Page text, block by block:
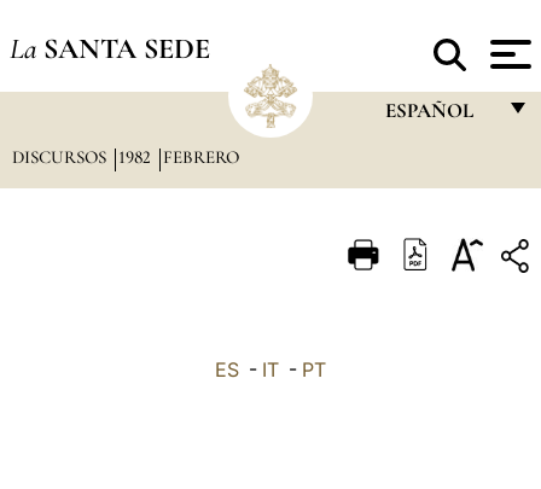
La SANTA SEDE
ESPAÑOL
ITALIANO
DISCURSOS 1982 FEBRERO
ES - IT - PT